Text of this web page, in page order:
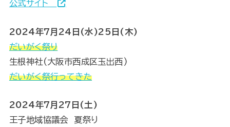
公式サイト
2024年7月24日(水)25日(木)
だいがく祭り
生根神社(大阪市西成区玉出西)
だいがく祭行ってきた
2024年7月27日(土)
王子地域協議会 夏祭り